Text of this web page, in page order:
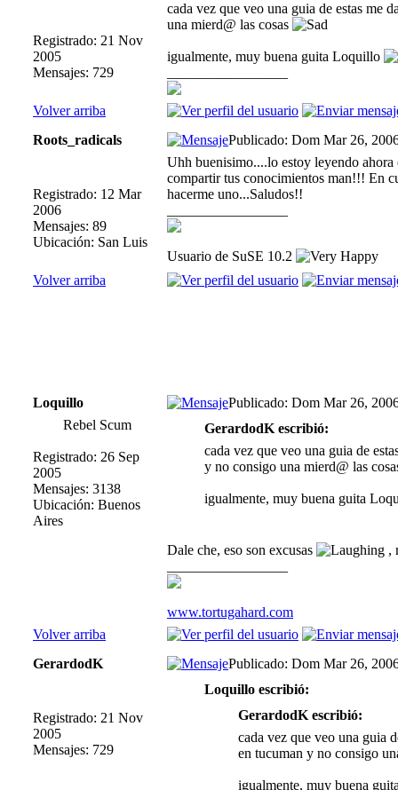
Registrado: 21 Nov
2005
Mensajes: 729
cada vez que veo una guia de estas me
una mierd@ las cosas
igualmente, muy buena guita Loquillo
Volver arriba
Roots_radicals
Publicado: Dom Mar 26,
Registrado: 12 Mar
2006
Mensajes: 89
Ubicación: San Luis
Uhh buenisimo....lo estoy leyendo
compartir tus conocimientos man!!! En
hacerme uno...Saludos!!
Usuario de SuSE 10.2
Volver arriba
Loquillo
Publicado: Dom Mar 26,
Rebel Scum
Registrado: 26 Sep
2005
Mensajes: 3138
Ubicación: Buenos
Aires
GerardodK escribió:
cada vez que veo una guia de
y no consigo una mierd@ las
igualmente, muy buena guita
Dale che, eso son excusas
,
www.tortugahard.com
Volver arriba
GerardodK
Publicado: Dom Mar 26,
Registrado: 21 Nov
2005
Mensajes: 729
Loquillo escribió:
GerardodK escribió:
cada vez que veo una guia
en tucuman y no consigo
igualmente, muy buena